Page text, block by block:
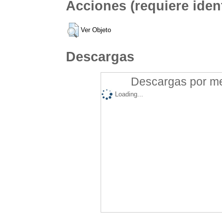
Acciones (requiere
Ver Objeto
Descargas
Descargas por
Loading...